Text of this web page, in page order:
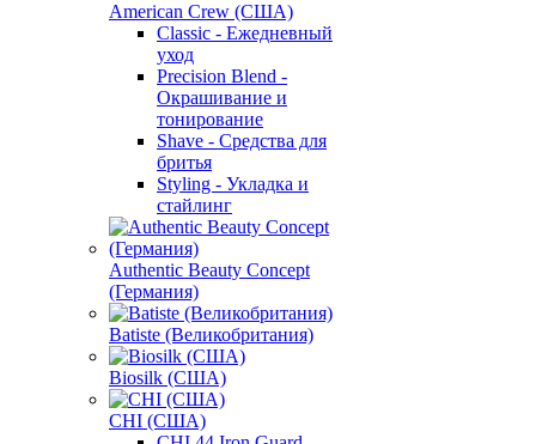
American Crew (США)
Classic - Ежедневный
уход
Precision Blend -
Окрашивание и
тонирование
Shave - Средства для
бритья
Styling - Укладка и
стайлинг
Authentic Beauty Concept
(Германия)
Batiste (Великобритания)
Biosilk (США)
CHI (США)